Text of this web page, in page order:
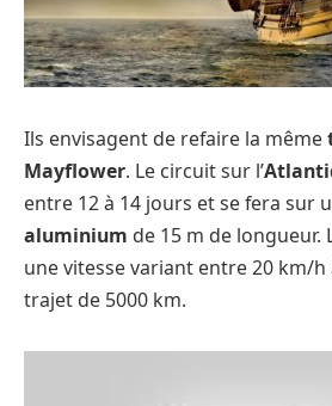
Ils envisagent de refaire la même
Mayflower. Le circuit sur l’
entre 12 à 14 jours et se fera sur
aluminium de 15 m de longueur.
une vitesse variant entre 20 km/
trajet de 5000 km.